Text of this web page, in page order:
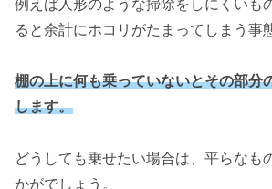
例えば人形のような掃除をしにくいも
ると余計にホコリがたまってしまう事
棚の上に何も乗っていないとその部分
します。
どうしても乗せたい場合は、平らなも
かがでしょう。